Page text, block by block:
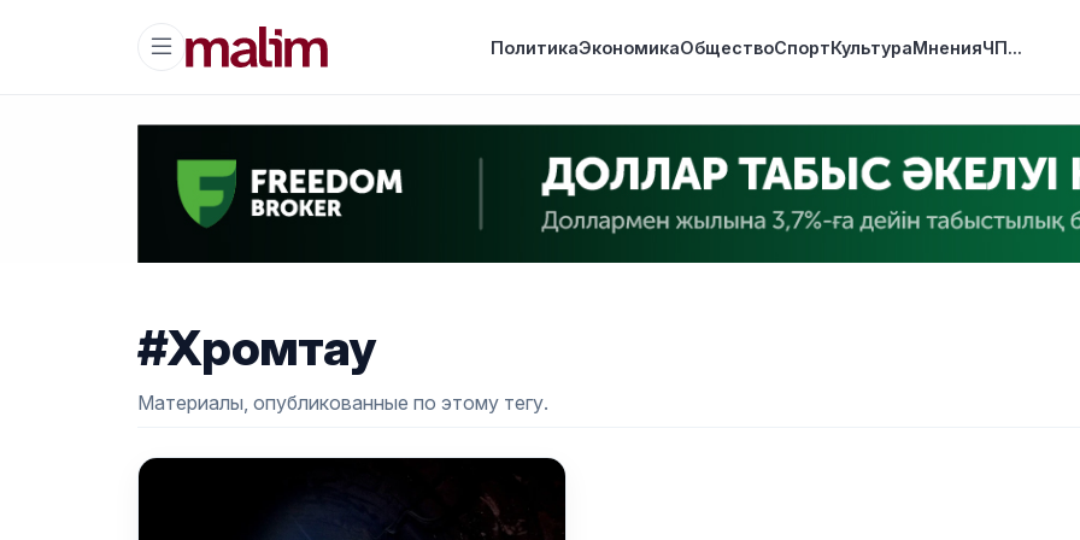
ПолитикаЭкономикаОбществоСпортКультураМненияЧП...
#Хромтау
Материалы, опубликованные по этому тегу.